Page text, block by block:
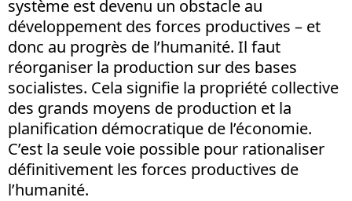
système est devenu un obstacle au
développement des forces productives – et
donc au progrès de l’humanité. Il faut
réorganiser la production sur des bases
socialistes. Cela signifie la propriété collective
des grands moyens de production et la
planification démocratique de l’économie.
C’est la seule voie possible pour rationaliser
définitivement les forces productives de
l’humanité.